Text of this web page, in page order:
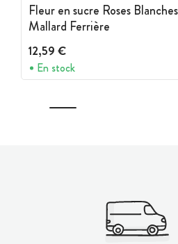
Fleur en sucre Roses
Mallard Ferrière
12,59 €
En stock